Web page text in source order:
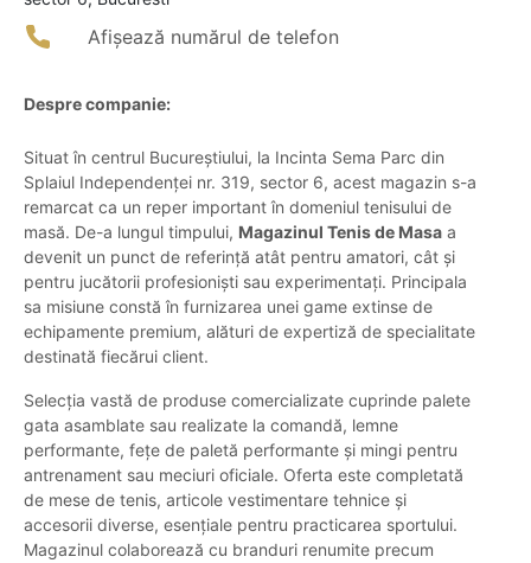
Afișează numărul de telefon
Despre companie:
Situat în centrul Bucureștiului, la Incinta Sema Parc din
Splaiul Independenței nr. 319, sector 6, acest magazin s-a
remarcat ca un reper important în domeniul tenisului de
masă. De-a lungul timpului, Magazinul Tenis de Masa a
devenit un punct de referință atât pentru amatori, cât și
pentru jucătorii profesioniști sau experimentați. Principala
sa misiune constă în furnizarea unei game extinse de
echipamente premium, alături de expertiză de specialitate
destinată fiecărui client.
Selecția vastă de produse comercializate cuprinde palete
gata asamblate sau realizate la comandă, lemne
performante, fețe de paletă performante și mingi pentru
antrenament sau meciuri oficiale. Oferta este completată
de mese de tenis, articole vestimentare tehnice și
accesorii diverse, esențiale pentru practicarea sportului.
Magazinul colaborează cu branduri renumite precum